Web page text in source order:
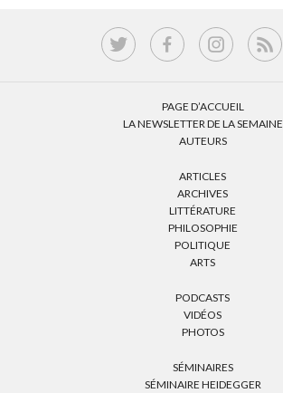
PAGE D’ACCUEIL
LA NEWSLETTER DE LA SEMAINE
AUTEURS
ARTICLES
ARCHIVES
LITTÉRATURE
PHILOSOPHIE
POLITIQUE
ARTS
PODCASTS
VIDÉOS
PHOTOS
SÉMINAIRES
SÉMINAIRE HEIDEGGER